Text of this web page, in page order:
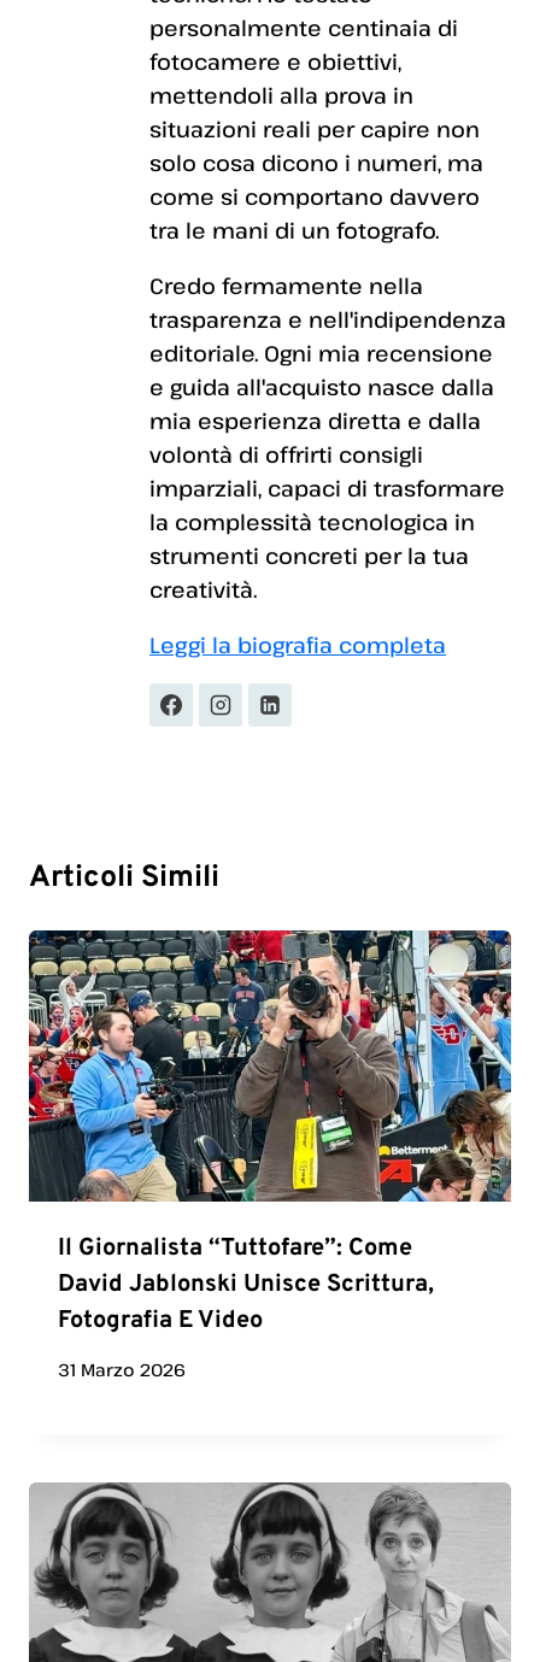
personalmente centinaia di
fotocamere e obiettivi,
mettendoli alla prova in
situazioni reali per capire non
solo cosa dicono i numeri, ma
come si comportano davvero
tra le mani di un fotografo.
Credo fermamente nella
trasparenza e nell'indipendenza
editoriale. Ogni mia recensione
e guida all'acquisto nasce dalla
mia esperienza diretta e dalla
volontà di offrirti consigli
imparziali, capaci di trasformare
la complessità tecnologica in
strumenti concreti per la tua
creatività.
Leggi la biografia completa
Articoli Simili
Il Giornalista “Tuttofare”: Come
David Jablonski Unisce Scrittura,
Fotografia E Video
31 Marzo 2026